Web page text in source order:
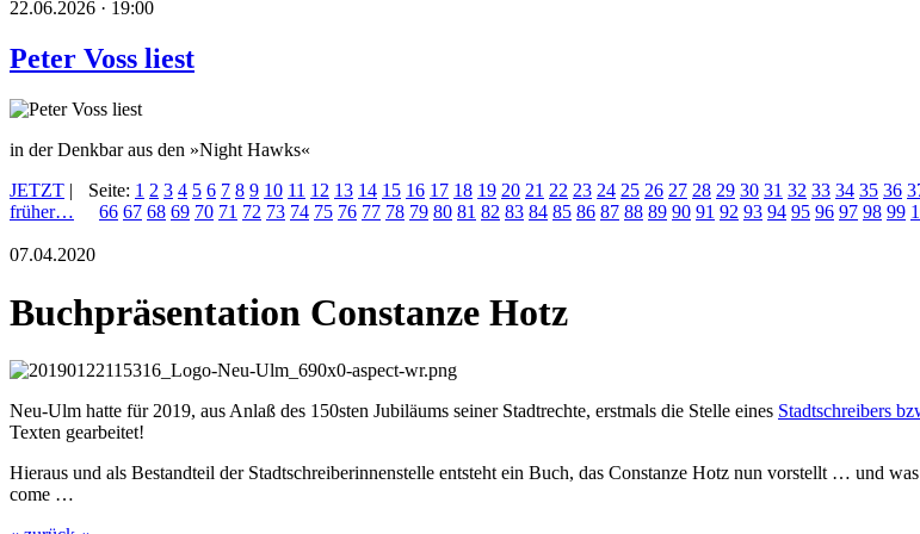
22.06.2026 · 19:00
Peter Voss liest
in der Denkbar aus den »Night Hawks«
JETZT |
früher…
Seite: 1 2 3 4 5 6 7 8 9 10 11 12 13 14 15 16 17 18 19 20 21 22 23 24 25 26 27 28 29 30 31 32 33 34 35 36
66 67 68 69 70 71 72 73 74 75 76 77 78 79 80 81 82 83 84 85 86 87 88 89 90 91 92 93 94 95 96 97 98 99
07.04.2020
Buchpräsentation Constanze Hotz
Neu-Ulm hatte für 2019, aus Anlaß des 150sten Jubiläums seiner Stadtrechte, erstmals die Stelle eines Stadtschreibers
Texten gearbeitet!
Hieraus und als Bestandteil der Stadtschreiberinnenstelle entsteht ein Buch, das Constanze Hotz nun vorstellt … und
come …